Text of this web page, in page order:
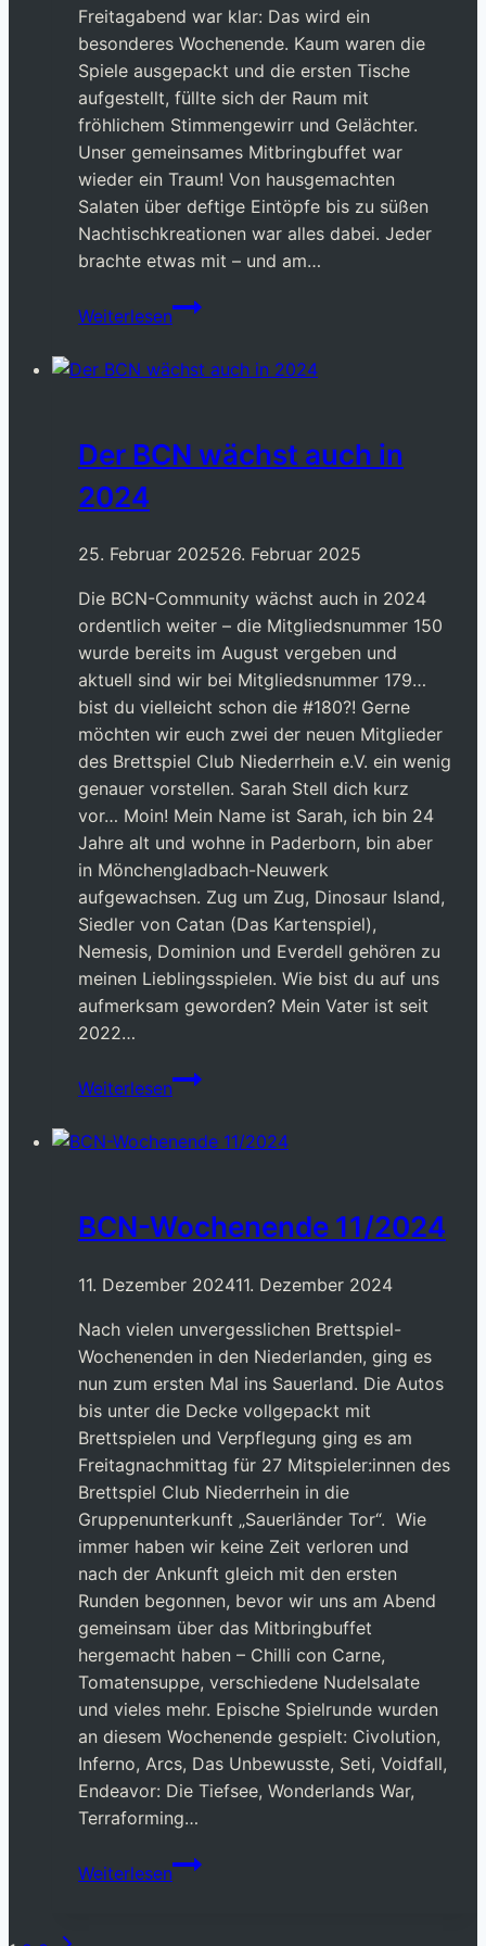
Freitagabend war klar: Das wird ein
besonderes Wochenende. Kaum waren die
Spiele ausgepackt und die ersten Tische
aufgestellt, füllte sich der Raum mit
fröhlichem Stimmengewirr und Gelächter.
Unser gemeinsames Mitbringbuffet war
wieder ein Traum! Von hausgemachten
Salaten über deftige Eintöpfe bis zu süßen
Nachtischkreationen war alles dabei. Jeder
brachte etwas mit – und am…
Weiterlesen
BCN-
Wochenende
04/2025
Der BCN wächst auch in
2024
25. Februar 202526. Februar 2025
Die BCN-Community wächst auch in 2024
ordentlich weiter – die Mitgliedsnummer 150
wurde bereits im August vergeben und
aktuell sind wir bei Mitgliedsnummer 179…
bist du vielleicht schon die #180?! Gerne
möchten wir euch zwei der neuen Mitglieder
des Brettspiel Club Niederrhein e.V. ein wenig
genauer vorstellen. Sarah Stell dich kurz
vor… Moin! Mein Name ist Sarah, ich bin 24
Jahre alt und wohne in Paderborn, bin aber
in Mönchengladbach-Neuwerk
aufgewachsen. Zug um Zug, Dinosaur Island,
Siedler von Catan (Das Kartenspiel),
Nemesis, Dominion und Everdell gehören zu
meinen Lieblingsspielen. Wie bist du auf uns
aufmerksam geworden? Mein Vater ist seit
2022…
Weiterlesen
Der
BCN
wächst
2024
BCN-Wochenende 11/2024
11. Dezember 202411. Dezember 2024
Nach vielen unvergesslichen Brettspiel-
Wochenenden in den Niederlanden, ging es
nun zum ersten Mal ins Sauerland. Die Autos
bis unter die Decke vollgepackt mit
Brettspielen und Verpflegung ging es am
Freitagnachmittag für 27 Mitspieler:innen des
Brettspiel Club Niederrhein in die
Gruppenunterkunft „Sauerländer Tor“. Wie
immer haben wir keine Zeit verloren und
nach der Ankunft gleich mit den ersten
Runden begonnen, bevor wir uns am Abend
gemeinsam über das Mitbringbuffet
hergemacht haben – Chilli con Carne,
Tomatensuppe, verschiedene Nudelsalate
und vieles mehr. Epische Spielrunde wurden
an diesem Wochenende gespielt: Civolution,
Inferno, Arcs, Das Unbewusste, Seti, Voidfall,
Endeavor: Die Tiefsee, Wonderlands War,
Terraforming…
Weiterlesen
BCN-
Wochenende